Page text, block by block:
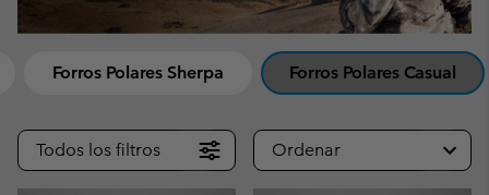
Forros Polares Sherpa Forros Polares Casual
Todos los filtros Ordenar